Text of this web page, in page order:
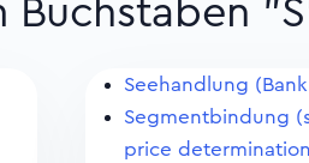
Buchstaben
Seehandlung
Segmentbindung
price